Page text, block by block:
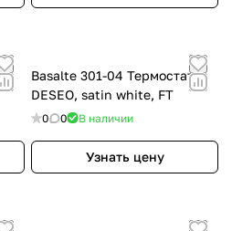
Basalte 301-04 Термостат
DESEO, satin white, FT
0 0 В наличии
Узнать цену